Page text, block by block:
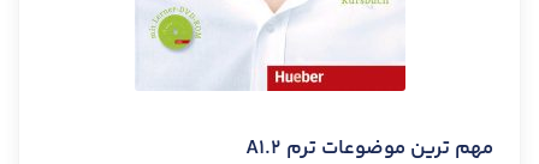
مهم ترین موضوعات ترم A1.2